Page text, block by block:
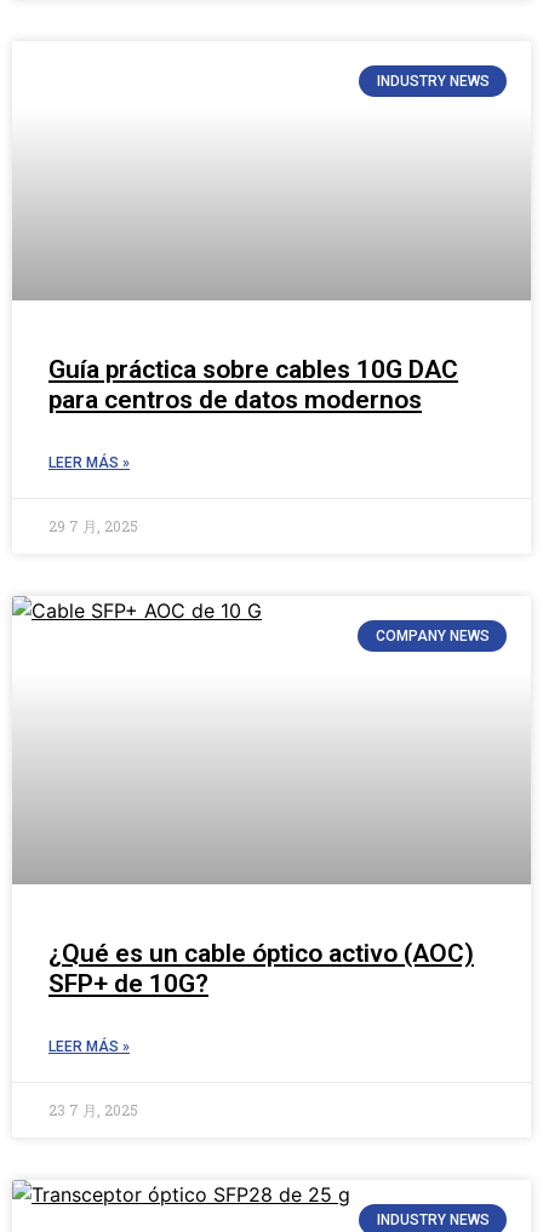
INDUSTRY NEWS
Guía práctica sobre cables 10G DAC
para centros de datos modernos
LEER MÁS »
29 7 月, 2025
COMPANY NEWS
¿Qué es un cable óptico activo (AOC)
SFP+ de 10G?
LEER MÁS »
23 7 月, 2025
INDUSTRY NEWS